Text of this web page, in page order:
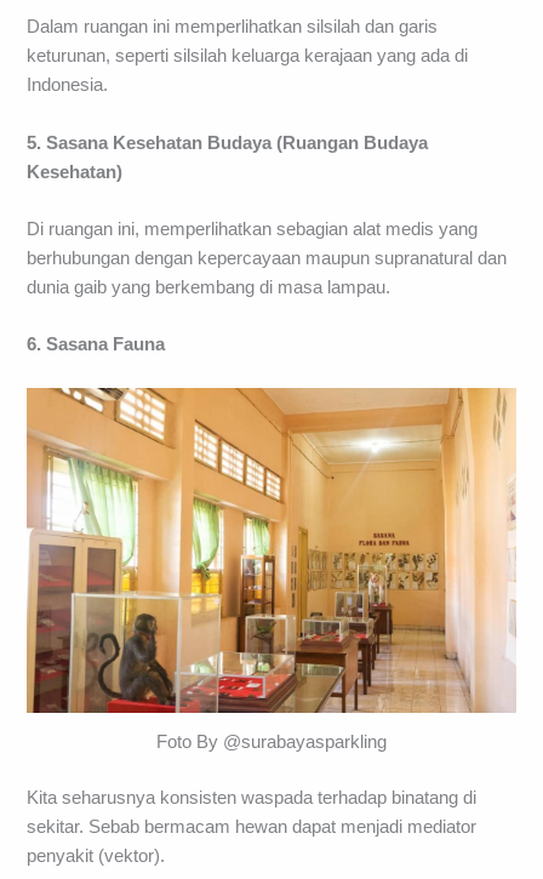
Dalam ruangan ini memperlihatkan silsilah dan garis
keturunan, seperti silsilah keluarga kerajaan yang ada di
Indonesia.
5. Sasana Kesehatan Budaya (Ruangan Budaya
Kesehatan)
Di ruangan ini, memperlihatkan sebagian alat medis yang
berhubungan dengan kepercayaan maupun supranatural dan
dunia gaib yang berkembang di masa lampau.
6. Sasana Fauna
Foto By @surabayasparkling
Kita seharusnya konsisten waspada terhadap binatang di
sekitar. Sebab bermacam hewan dapat menjadi mediator
penyakit (vektor).